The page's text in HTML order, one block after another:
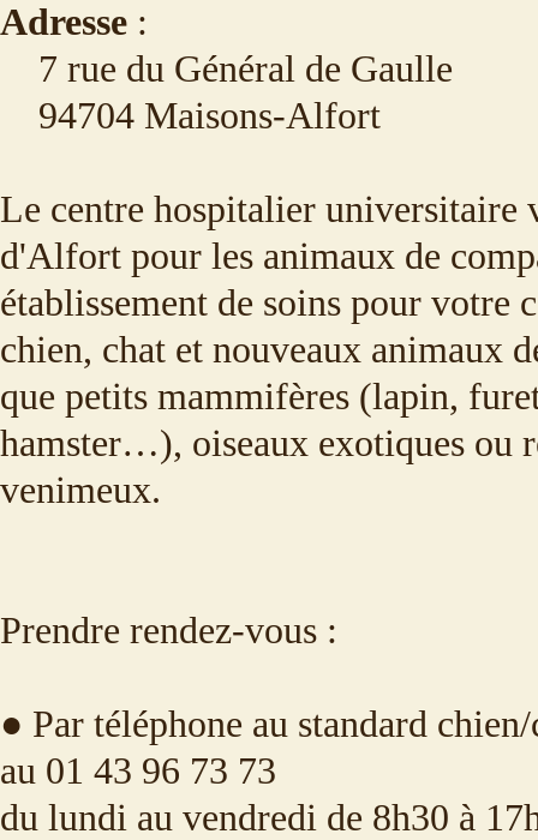
Adresse :
7 rue du Général de Gaulle
94704 Maisons-Alfort
Le centre hospitalier universitaire
d'Alfort pour les animaux de
établissement de soins pour votre
chien, chat et nouveaux animaux
que petits mammifères (lapin,
hamster…), oiseaux exotiques ou
venimeux.
Prendre rendez-vous :
● Par téléphone au standard
au 01 43 96 73 73
du lundi au vendredi de 8h30 à